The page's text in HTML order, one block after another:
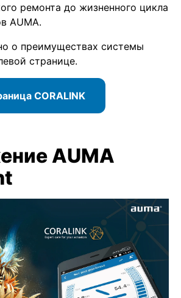
ремонта до жизненного цикла
AUMA.
о преимуществах системы
странице.
CORALINK
AUMA